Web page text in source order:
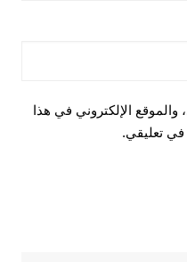
الإلكتروني في هذا